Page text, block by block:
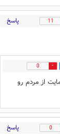
11 پاسخ
0
از مردم رو
0 پاسخ